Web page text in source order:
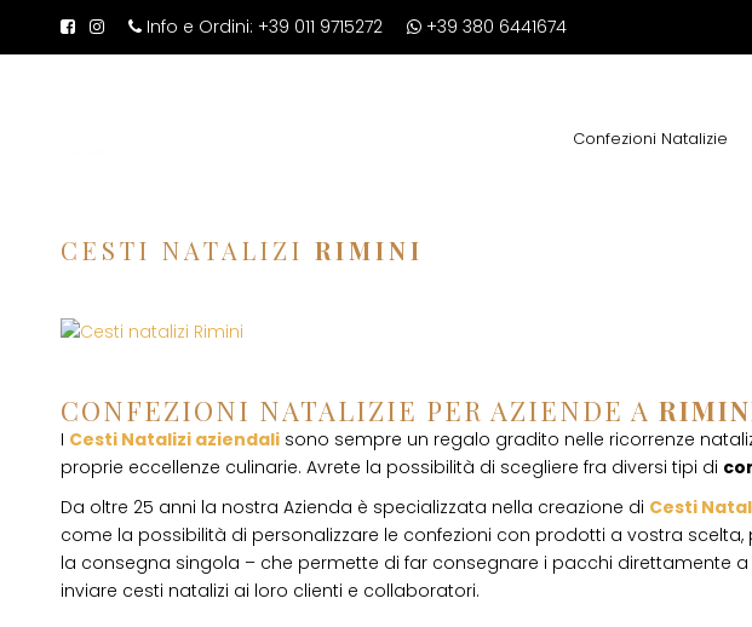
Info e Ordini: +39 011 9715272 +39 380 6441674
Confezioni Natalizie
CESTI NATALIZI RIMINI
CONFEZIONI NATALIZIE PER AZIENDE A
I Cesti Natalizi aziendali sono sempre un regalo gradito nelle ricorrenze
proprie eccellenze culinarie. Avrete la possibilità di scegliere fra diversi tipi di
Da oltre 25 anni la nostra Azienda è specializzata nella creazione di Cesti
come la possibilità di personalizzare le confezioni con prodotti a vostra
la consegna singola – che permette di far consegnare i pacchi direttamente
inviare cesti natalizi ai loro clienti e collaboratori.